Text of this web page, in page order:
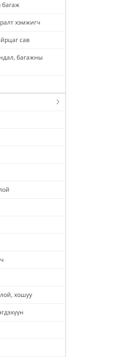
багаж
хэмжигч
сав
багажны
хошуу